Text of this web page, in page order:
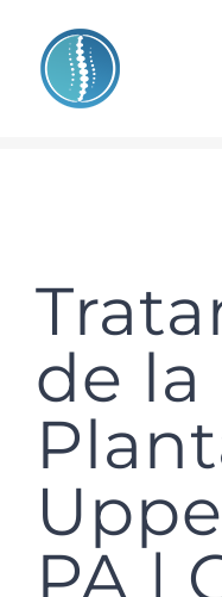
content
de la
PA |